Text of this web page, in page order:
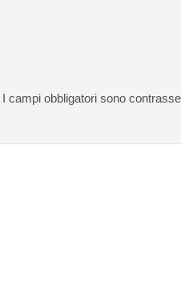
I campi obbligatori sono